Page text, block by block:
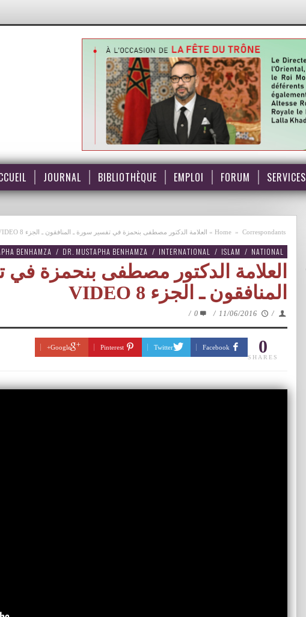
JOURNAL BIBLIOTHÈQUE EMPLOI FORUM SERVICES
Home » Correspondants
» العلامة الدكتور مصطفى بنحمزة في تفسير سورة ـ المنافقون ـ الجزء 8 VIDEO
BENHAMZA / DR. MUSTAPHA BENHAMZA / INTERNATIONAL / ISLAM / NATIONAL
العلامة الدكتور مصطفى بنحمزة
المنافقون ـ الجزء 8 VIDEO
/
11/06/2016
/
0
/
0
SHARES
Facebook
Twitter
Pinterest
Google+